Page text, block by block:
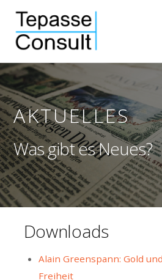
AKTUELLES
Was gibt es Neues?
Downloads
Alain Greenspann: Gold
Freiheit